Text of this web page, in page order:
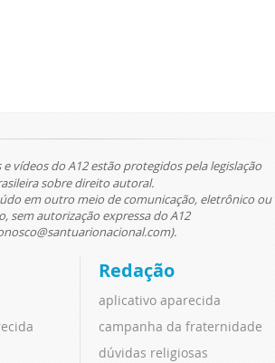
vídeos do A12 estão protegidos pela legislação
sobre direito autoral.
em outro meio de comunicação, eletrônico ou
sem autorização expressa do A12
Redação
aplicativo aparecida
campanha da fraternidade
dúvidas religiosas